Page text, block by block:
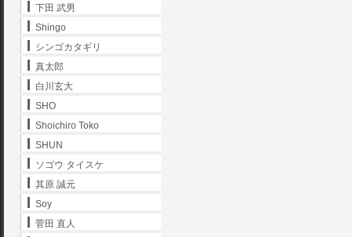
下田 武男
Shingo
シンゴカタギリ
真太郎
白川玄大
SHO
Shoichiro Toko
SHUN
ソゴウ タイスケ
其原 誠元
Soy
菅田 直人